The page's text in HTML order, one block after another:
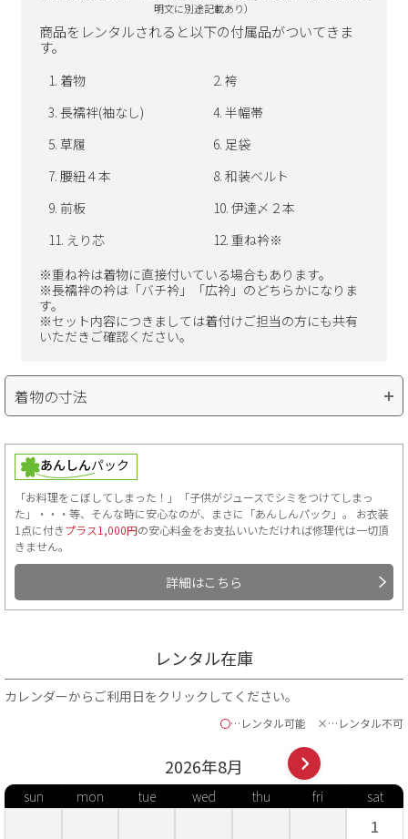
明文に別途記載あり）
商品をレンタルされると以下の付属品がついてきま
す。
着物
袴
長襦袢(袖なし)
半幅帯
草履
足袋
腰紐４本
和装ベルト
前板
伊達〆２本
えり芯
重ね衿※
※重ね衿は着物に直接付いている場合もあります。
※長襦袢の衿は「バチ衿」「広衿」のどちらかになりま
す。
※セット内容につきましては着付けご担当の方にも共有
いただきご確認ください。
着物の寸法
■袖丈…袖の上端から下端までの長さ。
■袴丈…袴の前側の紐下からの長さ。
ご自身の袴丈を知る方法
「お料理をこぼしてしまった！」「子供がジュースでシミをつけてしまっ
た」・・・等、そんな時に安心なのが、まさに「あんしんパック」。 お衣装
1点に付きプラス1,000円の安心料金をお支払いいただければ修理代は一切頂
きません。
詳細はこちら
レンタル在庫
カレンダーからご利用日をクリックしてください。
〇…レンタル可能 ×…レンタル不可
2026年8月
sun mon tue wed thu fri sat
1